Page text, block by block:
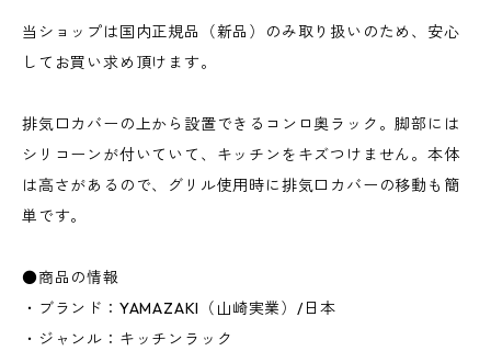
当ショップは国内正規品（新品）のみ取り扱いのため、安心
してお買い求め頂けます。
排気口カバーの上から設置できるコンロ奥ラック。脚部には
シリコーンが付いていて、キッチンをキズつけません。本体
は高さがあるので、グリル使用時に排気口カバーの移動も簡
単です。
●商品の情報
・ブランド：YAMAZAKI（山崎実業）/日本
・ジャンル：キッチンラック